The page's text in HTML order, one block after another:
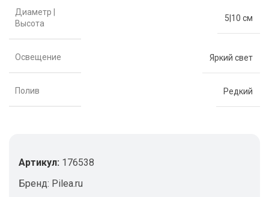
Диаметр |
Высота
5|10 см
Освещение Яркий свет
Полив Редкий
Артикул: 176538
Бренд: Pilea.ru